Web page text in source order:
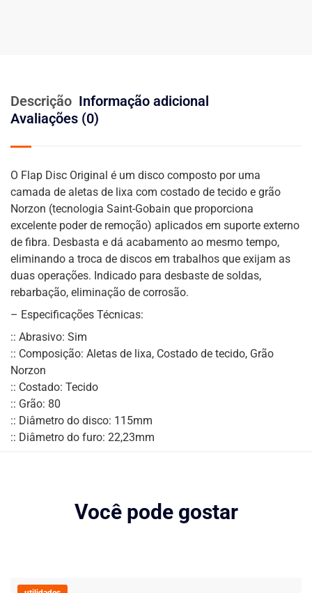
Descrição Informação adicional
Avaliações (0)
O Flap Disc Original é um disco composto por uma
camada de aletas de lixa com costado de tecido e grão
Norzon (tecnologia Saint-Gobain que proporciona
excelente poder de remoção) aplicados em suporte externo
de fibra. Desbasta e dá acabamento ao mesmo tempo,
eliminando a troca de discos em trabalhos que exijam as
duas operações. Indicado para desbaste de soldas,
rebarbação, eliminação de corrosão.
– Especificações Técnicas:
:: Abrasivo: Sim
:: Composição: Aletas de lixa, Costado de tecido, Grão
Norzon
:: Costado: Tecido
:: Grão: 80
:: Diâmetro do disco: 115mm
:: Diâmetro do furo: 22,23mm
Você pode gostar